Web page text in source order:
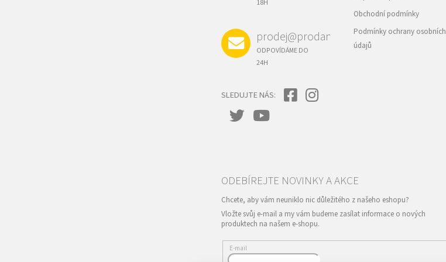
18H
prodej@prodance.cz
ODPOVÍDÁME DO
24H
SLEDUJTE NÁS:
Obchodní podmínky
Podmínky ochrany osobních
údajů
Vložte svůj e-mail a my vám budeme zasílat informace o nových
produktech na našem e-shopu.
E-mail